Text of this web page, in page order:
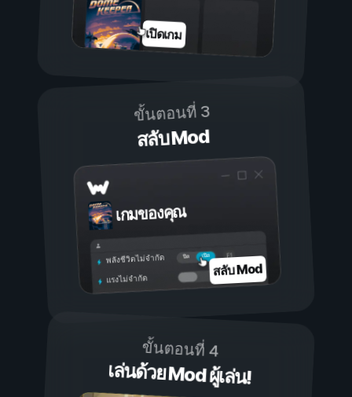
เปิดเกม
ขั้นตอนที่ 3
สลับ Mod
เกมของคุณ
เปิด
ปิด
พลังชีวิตไม่จำกัด
แรงไม่จำกัด สลับ Mod
ขั้นตอนที่ 4
เล่นด้วย Mod ผู้เล่น!